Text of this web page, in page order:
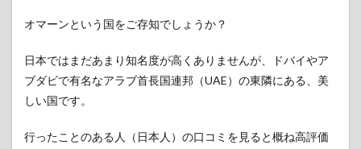
オマーンという国をご存知でしょうか？
日本ではまだあまり知名度が高くありませんが、ドバイやア
ブダビで有名なアラブ首長国連邦（UAE）の東隣にある、美
しい国です。
行ったことのある人（日本人）の口コミを見ると概ね高評価